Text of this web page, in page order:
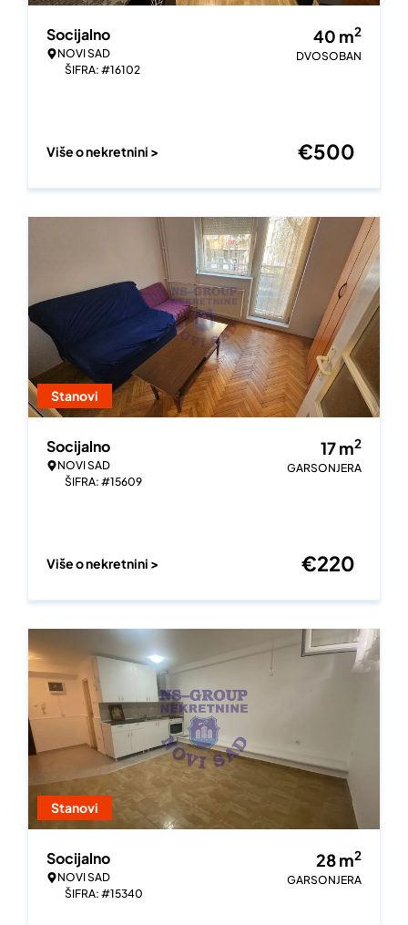
Socijalno
NOVI SAD
ŠIFRA: #16102
40 m2
DVOSOBAN
Više o nekretnini > €500
Stanovi
Socijalno
NOVI SAD
ŠIFRA: #15609
17m2
GARSONJERA
Više o nekretnini > €220
Stanovi
Socijalno
NOVI SAD
ŠIFRA: #15340
28m2
GARSONJERA